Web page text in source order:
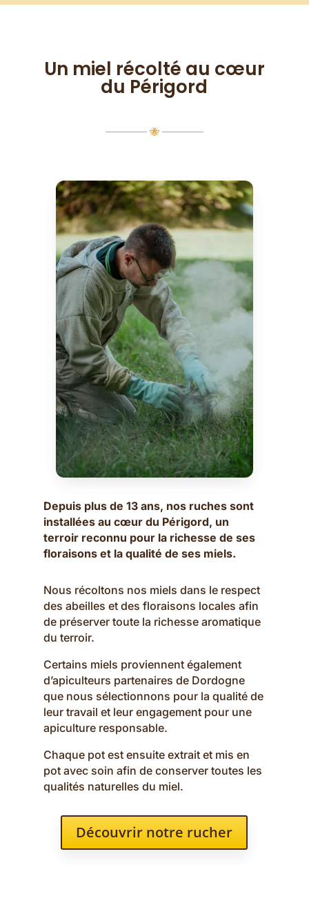
Un miel récolté au cœur
du Périgord
────── 🐝 ──────
Depuis plus de 13 ans, nos ruches sont
installées au cœur du Périgord, un
terroir reconnu pour la richesse de ses
floraisons et la qualité de ses miels.
Nous récoltons nos miels dans le respect
des abeilles et des floraisons locales afin
de préserver toute la richesse aromatique
du terroir.
Certains miels proviennent également
d’apiculteurs partenaires de Dordogne
que nous sélectionnons pour la qualité de
leur travail et leur engagement pour une
apiculture responsable.
Chaque pot est ensuite extrait et mis en
pot avec soin afin de conserver toutes les
qualités naturelles du miel.
Découvrir notre rucher